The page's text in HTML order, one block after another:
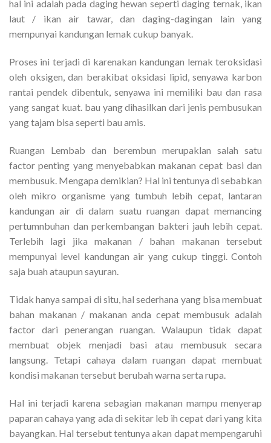
hal ini adalah pada daging hewan seperti daging ternak, ikan
laut / ikan air tawar, dan daging-dagingan lain yang
mempunyai kandungan lemak cukup banyak.
Proses ini terjadi di karenakan kandungan lemak teroksidasi
oleh oksigen, dan berakibat oksidasi lipid, senyawa karbon
rantai pendek dibentuk, senyawa ini memiliki bau dan rasa
yang sangat kuat. bau yang dihasilkan dari jenis pembusukan
yang tajam bisa seperti bau amis.
Ruangan Lembab dan berembun merupaklan salah satu
factor penting yang menyebabkan makanan cepat basi dan
membusuk. Mengapa demikian? Hal ini tentunya di sebabkan
oleh mikro organisme yang tumbuh lebih cepat, lantaran
kandungan air di dalam suatu ruangan dapat memancing
pertumnbuhan dan perkembangan bakteri jauh lebih cepat.
Terlebih lagi jika makanan / bahan makanan tersebut
mempunyai level kandungan air yang cukup tinggi. Contoh
saja buah ataupun sayuran.
Tidak hanya sampai di situ, hal sederhana yang bisa membuat
bahan makanan / makanan anda cepat membusuk adalah
factor dari penerangan ruangan. Walaupun tidak dapat
membuat objek menjadi basi atau membusuk secara
langsung. Tetapi cahaya dalam ruangan dapat membuat
kondisi makanan tersebut berubah warna serta rupa.
Hal ini terjadi karena sebagian makanan mampu menyerap
paparan cahaya yang ada di sekitar leb ih cepat dari yang kita
bayangkan. Hal tersebut tentunya akan dapat mempengaruhi